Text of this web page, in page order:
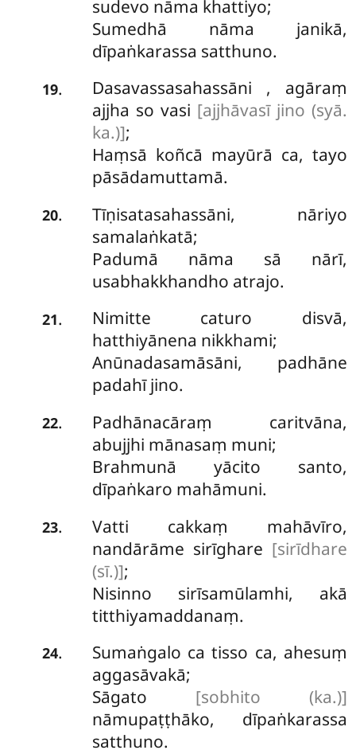
sudevo nāma khattiyo;
Sumedhā nāma janikā,
dīpaṅkarassa satthuno.
19. Dasavassasahassāni , agāraṃ
ajjha so vasi [ajjhāvasī jino (syā.
ka.)];
Haṃsā koñcā mayūrā ca, tayo
pāsādamuttamā.
20.
Tīṇisatasahassāni, nāriyo
samalaṅkatā;
Padumā nāma sā nārī,
usabhakkhandho atrajo.
21.
Nimitte caturo disvā,
hatthiyānena nikkhami;
Anūnadasamāsāni, padhāne
padahī jino.
22. Padhānacāraṃ caritvāna,
abujjhi mānasaṃ muni;
Brahmunā yācito santo,
dīpaṅkaro mahāmuni.
23.
Vatti cakkaṃ mahāvīro,
nandārāme sirīghare [sirīdhare
(sī.)];
Nisinno sirīsamūlamhi, akā
titthiyamaddanaṃ.
24. Sumaṅgalo ca tisso ca, ahesuṃ
aggasāvakā;
Sāgato [sobhito (ka.)]
nāmupaṭṭhāko, dīpaṅkarassa
satthuno.